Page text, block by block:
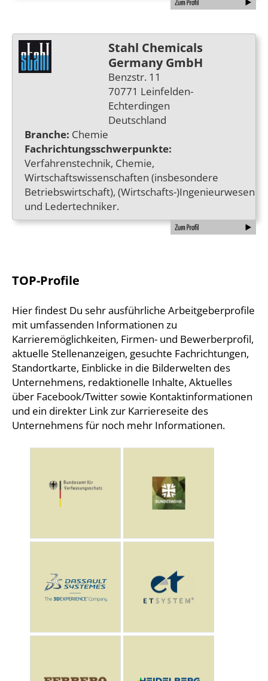
Stahl Chemicals
Germany GmbH
Benzstr. 11
70771 Leinfelden-
Echterdingen
Deutschland
Branche: Chemie
Fachrichtungsschwerpunkte:
Verfahrenstechnik, Chemie,
Wirtschaftswissenschaften (insbesondere
Betriebswirtschaft), (Wirtschafts-)Ingenieurwesen
und Ledertechniker.
TOP-Profile
Hier findest Du sehr ausführliche Arbeitgeberprofile
mit umfassenden Informationen zu
Karrieremöglichkeiten, Firmen- und Bewerberprofil,
aktuelle Stellenanzeigen, gesuchte Fachrichtungen,
Standortkarte, Einblicke in die Bilderwelten des
Unternehmens, redaktionelle Inhalte, Aktuelles
über Facebook/Twitter sowie Kontaktinformationen
und ein direkter Link zur Karriereseite des
Unternehmens für noch mehr Informationen.